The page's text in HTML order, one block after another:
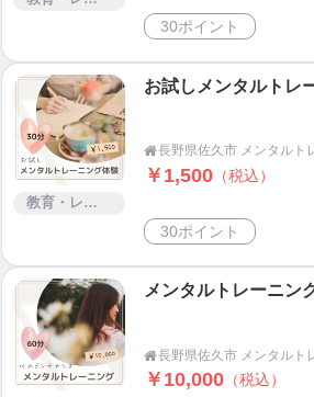
30ポイント
教育・レッスン・講習
お試しメンタルト

￥1,500 （税込）
30ポイント
メンタルトレーニ

￥10,000 （税込）